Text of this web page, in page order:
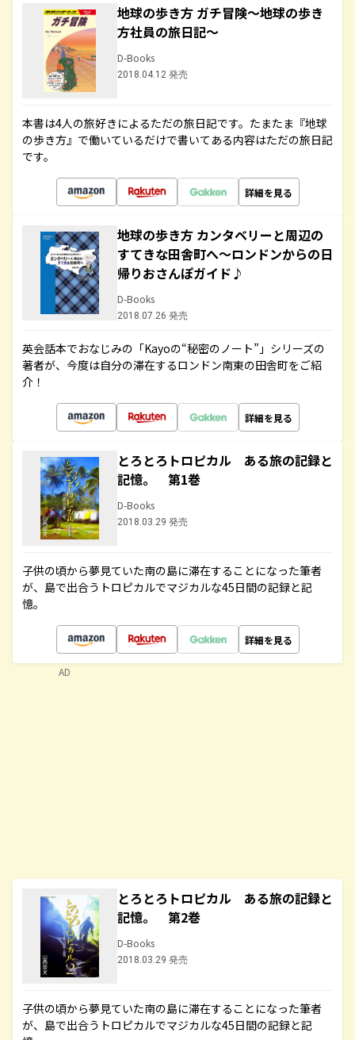
地球の歩き方 ガチ冒険～地球の歩き
方社員の旅日記～
D-Books
2018.04.12 発売
本書は4人の旅好きによるただの旅日記です。たまたま『地球
の歩き方』で働いているだけで書いてある内容はただの旅日記
です。
詳細を見る
地球の歩き方 カンタベリーと周辺の
すてきな田舎町へ～ロンドンからの日
帰りおさんぽガイド♪
D-Books
2018.07.26 発売
英会話本でおなじみの「Kayoの“秘密のノート”」シリーズの
著者が、今度は自分の滞在するロンドン南東の田舎町をご紹
介！
詳細を見る
とろとろトロピカル ある旅の記録と
記憶。 第1巻
D-Books
2018.03.29 発売
子供の頃から夢見ていた南の島に滞在することになった筆者
が、島で出合うトロピカルでマジカルな45日間の記録と記
憶。
詳細を見る
とろとろトロピカル ある旅の記録と
記憶。 第2巻
D-Books
2018.03.29 発売
子供の頃から夢見ていた南の島に滞在することになった筆者
が、島で出合うトロピカルでマジカルな45日間の記録と記
AD